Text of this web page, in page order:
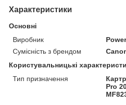
Характеристики
Основні
Виробник
Сумісність з брендом
Користувальницькі
Тип призначення
Pro